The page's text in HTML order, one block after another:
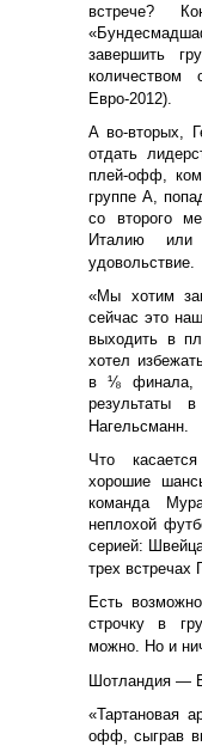
встрече?
завершить
Евро-2012).
А во-вторых,
отдать
плей-офф,
группе А,
со второго
Италию или
удовольствие.
«Мы хотим
сейчас это
выходить в
хотел
в ⅛ финала,
результаты
Нагельсманн.
Что
хорошие
команда
неплохой
серией:
трех встречах
Есть
строчку в
можно. Но и
Шотландия —
«Тартановая
офф, сыграв